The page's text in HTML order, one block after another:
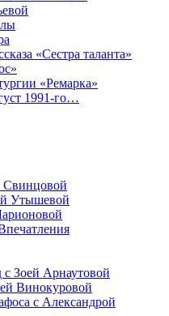
«Сестра таланта»
«Ремарка»
1991-го…
Свинцовой
Утышевой
Зоей Арнаутовой
Винокуровой
с Александрой